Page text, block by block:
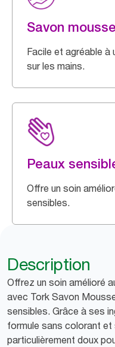
Savon
Facile et agréable à
sur les mains.
Peaux
Offre un soin
sensibles.
Description
Offrez un soin amélioré
avec Tork Savon
sensibles. Grâce à ses
formule sans colorant
particulièrement doux